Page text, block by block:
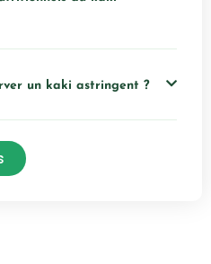
un kaki astringent ?